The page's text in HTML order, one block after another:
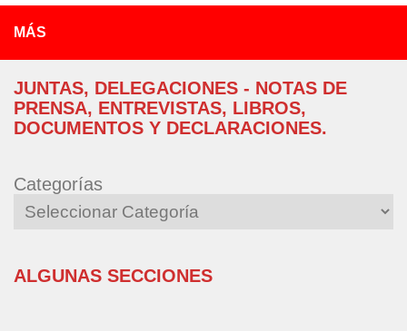
MÁS
JUNTAS, DELEGACIONES - NOTAS DE
PRENSA, ENTREVISTAS, LIBROS,
DOCUMENTOS Y DECLARACIONES.
Categorías
ALGUNAS SECCIONES